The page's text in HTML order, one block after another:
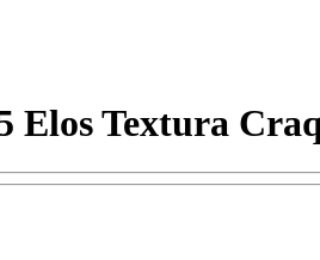
Elos Textura